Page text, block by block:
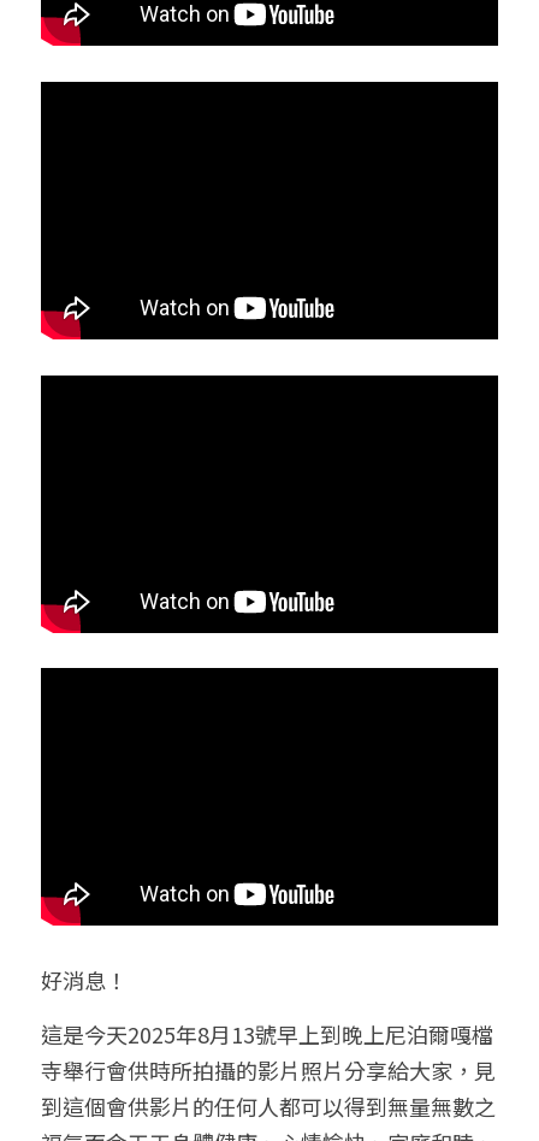
好消息！
這是今天2025年8月13號早上到晚上尼泊爾嘎檔
寺舉行會供時所拍攝的影片照片分享給大家，見
到這個會供影片的任何人都可以得到無量無數之